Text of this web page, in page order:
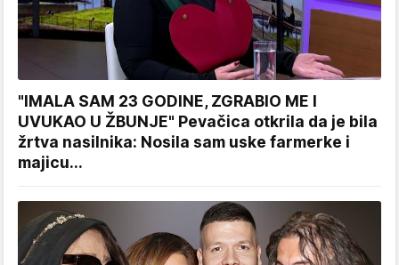
"IMALA SAM 23 GODINE, ZGRABIO ME I
UVUKAO U ŽBUNJE" Pevačica otkrila da je bila
žrtva nasilnika: Nosila sam uske farmerke i
majicu...